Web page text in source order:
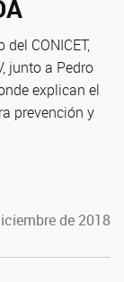
CONICET,
junto a Pedro
explican el
prevención y
de 2018